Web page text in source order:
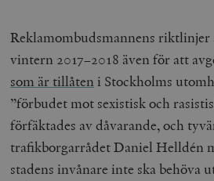
Reklamombudsmannens riktlinjer
vintern 2017–2018 även för att
som är tillåteni Stockholms
”förbudet mot sexistisk och
förfäktades av dåvarande, och
trafikborgarrådet Daniel Helldén
stadens invånare inte ska behöva